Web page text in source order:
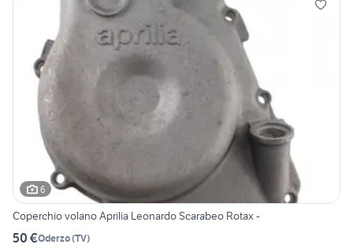
6
Coperchio volano Aprilia Leonardo Scarabeo Rotax -
50 €Oderzo(TV)